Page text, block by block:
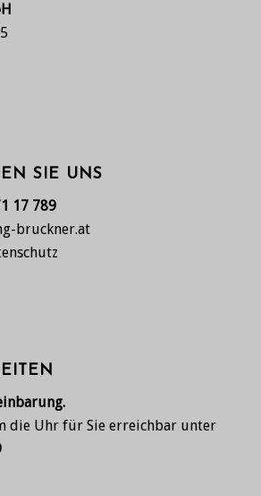
SIE UNS
17 789
bruckner.at
die Uhr für Sie erreichbar unter